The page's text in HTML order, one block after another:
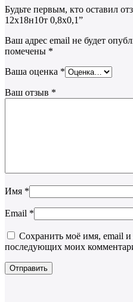
Будьте первым, кто оставил
12х18н10т 0,8х0,1”
Ваш адрес email не будет
помечены *
Ваша оценка *
Ваш отзыв *
Имя *
Email *
Сохранить моё имя, email и
последующих моих